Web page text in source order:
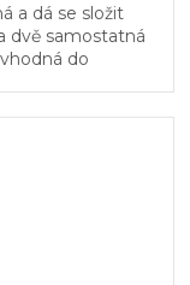
a dá se složit
dvě samostatná
do